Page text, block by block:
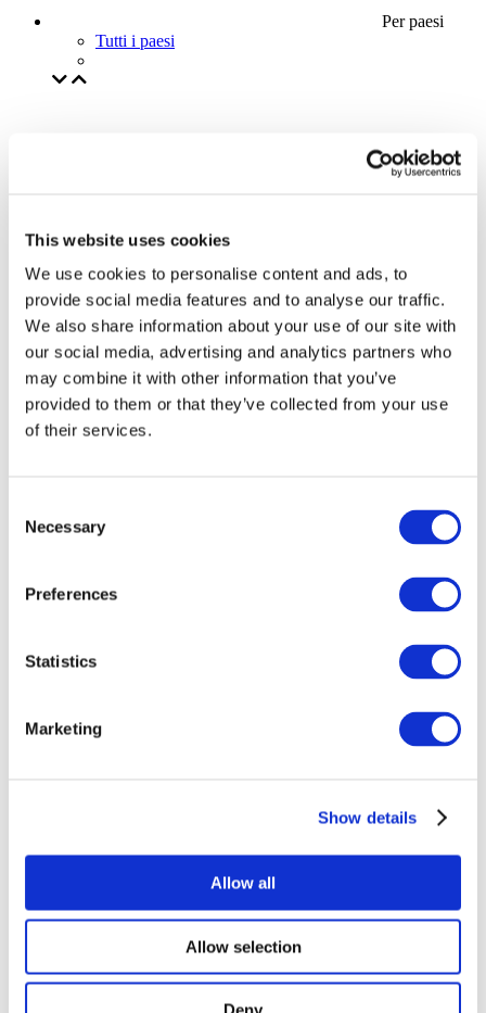
This website uses cookies
We use cookies to personalise content and ads, to
provide social media features and to analyse our traffic.
We also share information about your use of our site with
our social media, advertising and analytics partners who
may combine it with other information that you’ve
provided to them or that they’ve collected from your use
of their services.
Selection
Necessary
Preferences
Statistics
Marketing
Show details
Allow all
Allow selection
Per paesi
Tutti i paesi
Serata creativa
La nostra offerta speciale
Applicare